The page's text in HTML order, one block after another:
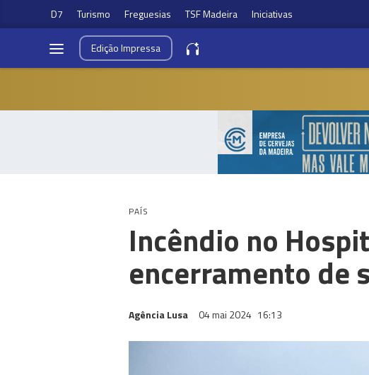
D7 Turismo Freguesias TSF Madeira Iniciativas
EdiçãoImpressa
PAÍS
Incêndio no
encerramento de
Agência Lusa 04 mai 2024 16:13